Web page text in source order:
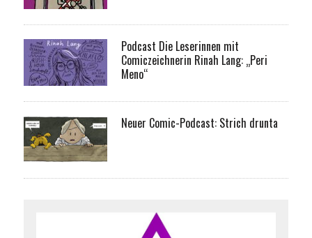
Podcast Die Leserinnen mit
Comiczeichnerin Rinah Lang: „Peri
Meno“
Neuer Comic-Podcast: Strich drunta